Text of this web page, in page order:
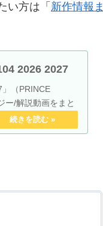
い方は「 新作情報ま
2026 2027
（PRINCE
ー/解説動画をまと